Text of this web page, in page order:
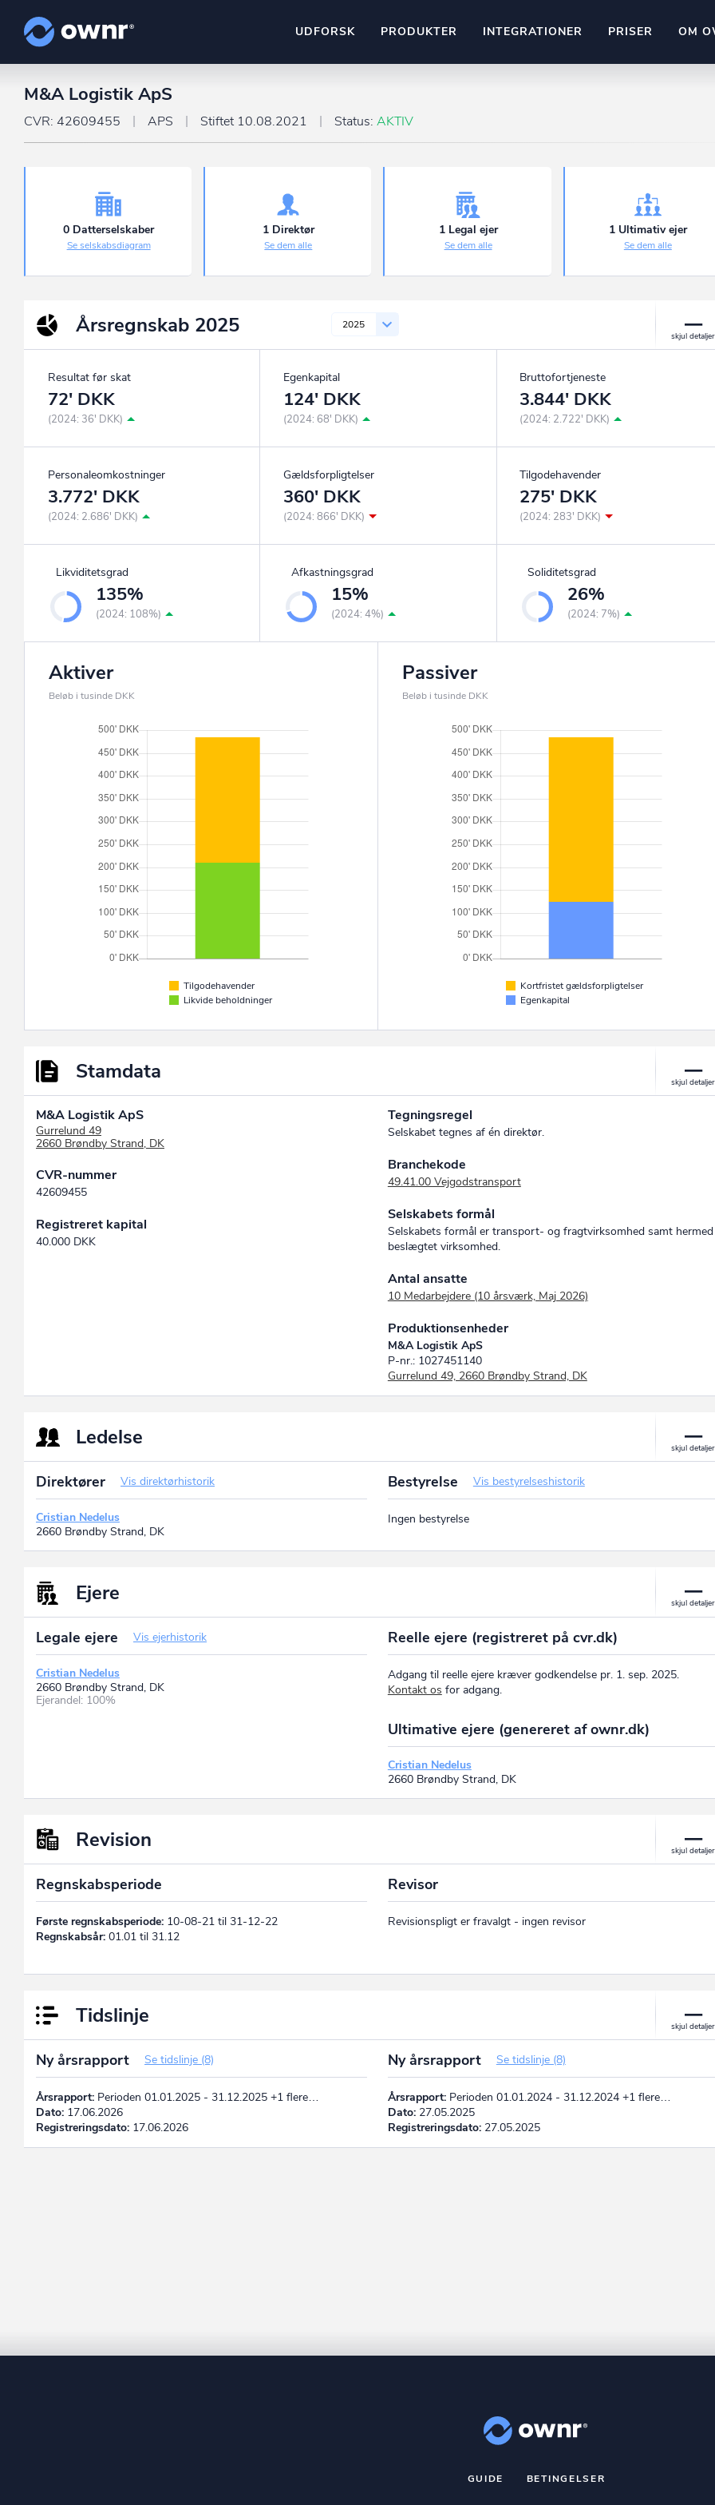
UDFORSK PRODUKTER
Hold dig opdateret og compliant
ownr Pipeline
Identificer salgsklare kundeemner
INTEGRATIONER
Kun fantasien sætter grænsen
Ownr ajour goes supersonic
PRISER OM
M&A Logistik ApS
CVR: 42609455 APS Stiftet 10.08.2021 Status: AKTIV
0 Datterselskaber
Se selskabsdiagram
1 Direktør
Se dem alle
1 Legal ejer
Se dem alle
1 Ultimativ ejer
Se dem alle
Årsregnskab 2025 2025
Resultat før skat
72' DKK
(2024: 36' DKK)
Egenkapital
124' DKK
(2024: 68' DKK)
Bruttofortjeneste
3.844' DKK
(2024: 2.722' DKK)
Personaleomkostninger
3.772' DKK
(2024: 2.686' DKK)
Gældsforpligtelser
360' DKK
(2024: 866' DKK)
Tilgodehavender
275' DKK
(2024: 283' DKK)
Likviditetsgrad
135%
(2024: 108%)
Afkastningsgrad
15%
(2024: 4%)
Soliditetsgrad
26%
(2024: 7%)
Aktiver
Beløb i tusinde DKK
Tilgodehavender
Likvide beholdninger
Passiver
Beløb i tusinde DKK
Kortfristet gældsforpligtelser
Egenkapital
Stamdata
M&A Logistik ApS
Gurrelund 49
2660 Brøndby Strand, DK
CVR-nummer
42609455
Registreret kapital
40.000 DKK
Tegningsregel
Selskabet tegnes af én direktør.
Branchekode
49.41.00 Vejgodstransport
Selskabets formål
Selskabets formål er transport- og fragtvirksomhed samt hermed
beslægtet virksomhed.
Antal ansatte
10 Medarbejdere (10 årsværk, Maj 2026)
Produktionsenheder
M&A Logistik ApS
P-nr.: 1027451140
Gurrelund 49, 2660 Brøndby Strand, DK
Ledelse
Direktører Vis direktørhistorik
Cristian Nedelus
2660 Brøndby Strand, DK
Bestyrelse Vis bestyrelseshistorik
Ingen bestyrelse
Ejere
Legale ejere Vis ejerhistorik
Cristian Nedelus
2660 Brøndby Strand, DK
Ejerandel: 100%
Reelle ejere (registreret på cvr.dk)
Adgang til reelle ejere kræver godkendelse pr. 1. sep. 2025.
Kontakt os for adgang.
Ultimative ejere (genereret af ownr.dk)
Cristian Nedelus
2660 Brøndby Strand, DK
Revision
Regnskabsperiode
Første regnskabsperiode: 10-08-21 til 31-12-22
Regnskabsår: 01.01 til 31.12
Revisor
Revisionspligt er fravalgt - ingen revisor
Tidslinje
Ny årsrapport Se tidslinje (8)
Årsrapport: Perioden 01.01.2025 - 31.12.2025 +1 flere…
Dato: 17.06.2026
Registreringsdato: 17.06.2026
Ny årsrapport Se tidslinje (8)
Årsrapport:Perioden 01.01.2024 - 31.12.2024 +1 flere…
Dato:27.05.2025
Registreringsdato:27.05.2025
GUIDE BETINGELSER